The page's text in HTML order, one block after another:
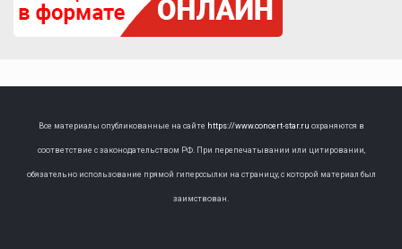
Все материалы опубликованные на сайте https://www.concert-star.ru охраняются в
соответствие с законодательством РФ. При перепечатывании или цитировании,
обязательно использование прямой гиперссылки на страницу, с которой материал был
заимствован.